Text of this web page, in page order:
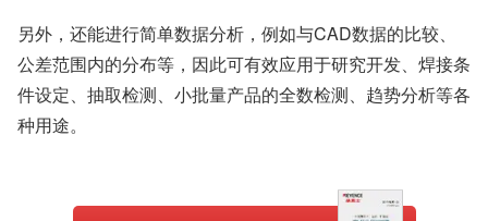
另外，还能进行简单数据分析，例如与CAD数据的比较、
公差范围内的分布等，因此可有效应用于研究开发、焊接条
件设定、抽取检测、小批量产品的全数检测、趋势分析等各
种用途。